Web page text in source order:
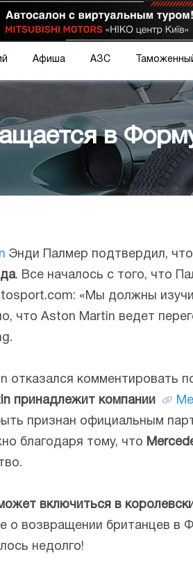
Афиша АЗС
в
Энди Палмер подтвердил,
. Все началось с того, что
«Мы должны
что Aston Martin ведет
отказался комментировать
принадлежит компании
признан официальным
благодаря тому, что
включиться в
о возвращении британцев в
недолго!